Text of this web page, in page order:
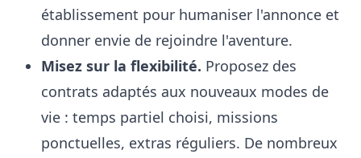
établissement pour humaniser l'annonce et
donner envie de rejoindre l'aventure.
Misez sur la flexibilité. Proposez des
contrats adaptés aux nouveaux modes de
vie : temps partiel choisi, missions
ponctuelles, extras réguliers. De nombreux